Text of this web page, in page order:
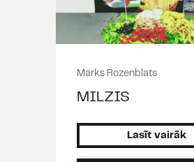
Marks Rozenblats
MILZIS
Lasīt vairāk